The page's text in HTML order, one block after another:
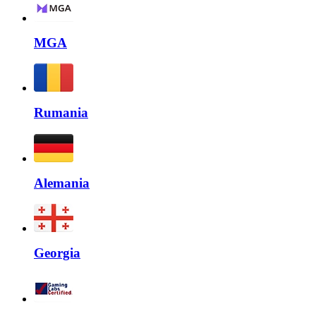
MGA
Rumania
Alemania
Georgia